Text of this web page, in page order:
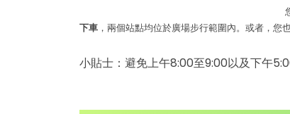
下車 ，兩個站點均位於廣場步行範圍內。或者，您
小貼士：避免上午8:00至9:00以及下午